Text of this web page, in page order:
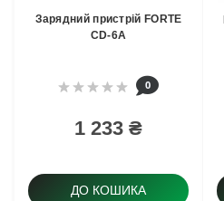
Зарядний пристрій FORTE
CD-6A
0
1 233 ₴
ДО КОШИКА